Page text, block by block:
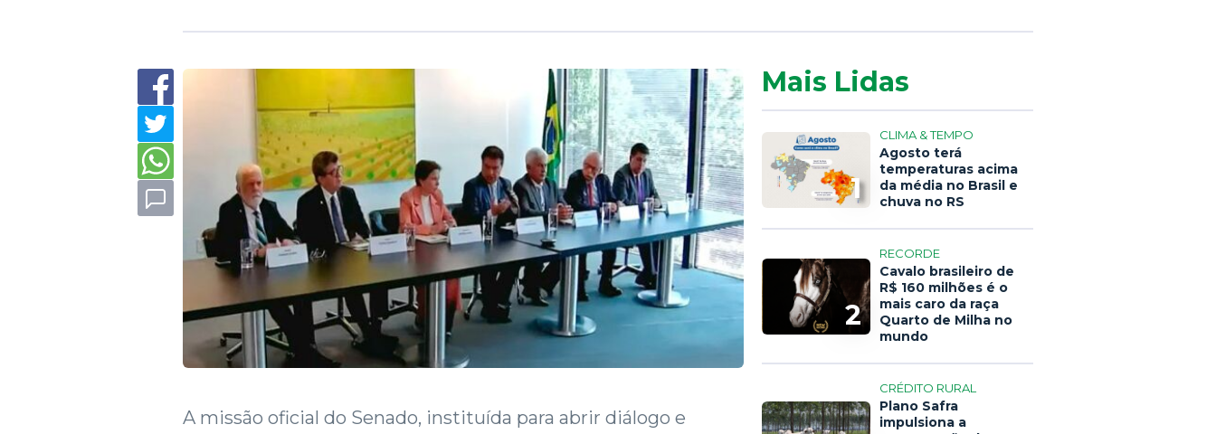
A missão oficial do Senado, instituída para abrir diálogo e
Mais Lidas
1
CLIMA & TEMPO
Agosto terá
temperaturas acima
da média no Brasil e
chuva no RS
2
RECORDE
Cavalo brasileiro de
R$ 160 milhões é o
mais caro da raça
Quarto de Milha no
mundo
CRÉDITO RURAL
Plano Safra
impulsiona a